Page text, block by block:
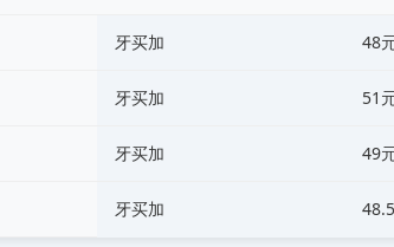
‌‌‌牙买加 48
‌‌‌牙买加 51
‌‌‌牙买加 49
‌‌‌牙买加